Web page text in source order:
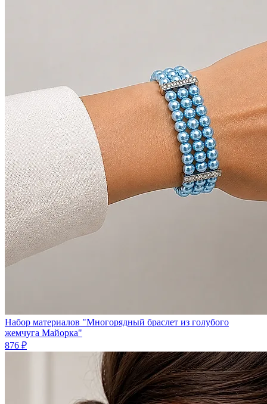
Набор материалов "Многорядный браслет из голубого
жемчуга Майорка"
876 ₽